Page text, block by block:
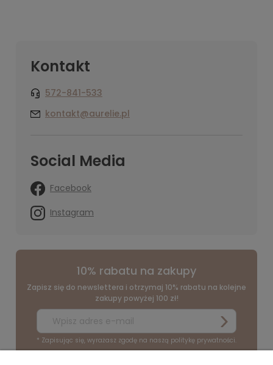
Kontakt
572-841-533
kontakt@aurelie.pl
Social Media
Facebook
Instagram
10% rabatu na zakupy
Zapisz się do newslettera i otrzymaj 10% rabatu na kolejne
zakupy powyżej 100 zł!
* Zapisując się, wyrażasz zgodę na naszą politykę prywatności.